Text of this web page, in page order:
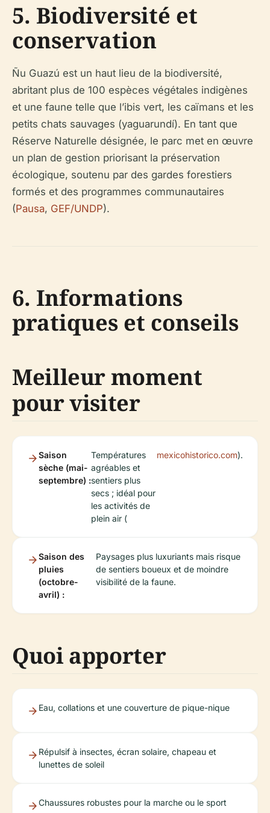
5. Biodiversité et
conservation
Ñu Guazú est un haut lieu de la biodiversité,
abritant plus de 100 espèces végétales indigènes
et une faune telle que l’ibis vert, les caïmans et les
petits chats sauvages (yaguarundí). En tant que
Réserve Naturelle désignée, le parc met en œuvre
un plan de gestion priorisant la préservation
écologique, soutenu par des gardes forestiers
formés et des programmes communautaires
(Pausa, GEF/UNDP).
6. Informations
pratiques et conseils
Meilleur moment
pour visiter
Saison
sèche (mai-
septembre) :
Températures
agréables et
sentiers plus
secs ; idéal pour
les activités de
plein air (
mexicohistorico.com).
Saison des
pluies
(octobre-
avril) :
Paysages plus luxuriants mais risque
de sentiers boueux et de moindre
visibilité de la faune.
Quoi apporter
Eau, collations et une couverture de pique-nique
Répulsif à insectes, écran solaire, chapeau et
lunettes de soleil
Chaussures robustes pour la marche ou le sport